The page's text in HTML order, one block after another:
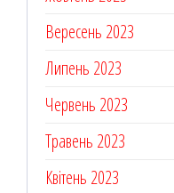
Вересень 2023
Липень 2023
Червень 2023
Травень 2023
Квітень 2023